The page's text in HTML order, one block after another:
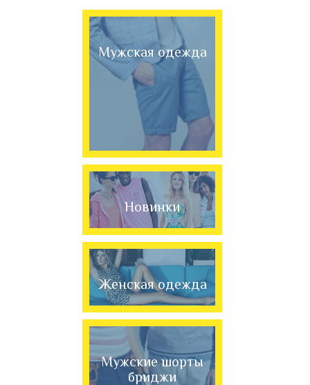
Мужская одежда
Новинки
Женская одежда
Мужские шорты
бриджи